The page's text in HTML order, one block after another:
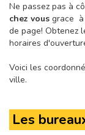
Ne passez pas à
chez vous grace à
de page! Obtenez
horaires
Voici les
ville.
Les